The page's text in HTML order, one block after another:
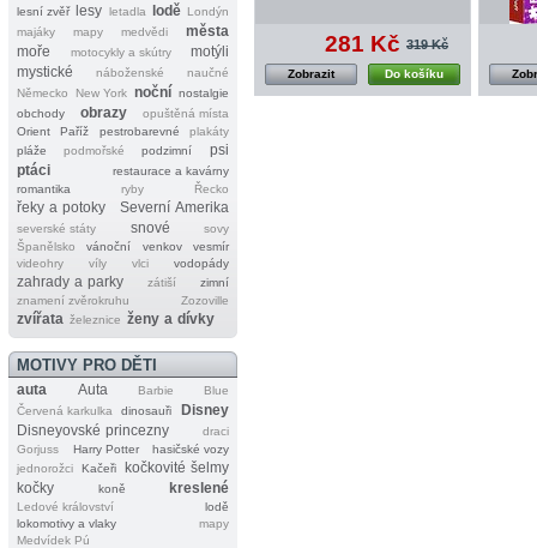
lesní zvěř lesy letadla lodě Londýn
majáky
mapy medvědi
města
moře
motocykly a skútry
motýli
mystické
náboženské
naučné
Německo
New York noční nostalgie
obchody
obrazy
opuštěná místa
Orient
Paříž pestrobarevné
plakáty
pláže
podmořské podzimní
psi
ptáci
restaurace a kavárny
romantika
ryby Řecko
řeky a potoky Severní Amerika
severské státy snové
sovy
Španělsko
vánoční venkov
vesmír
videohry
víly vlci vodopády
zahrady a parky zátiší
zimní
znamení zvěrokruhu
Zozoville
zvířata železnice ženy a dívky
MOTIVY PRO DĚTI
auta Auta Barbie
Blue
Červená karkulka
dinosauři
Disney
Disneyovské princezny
draci
Gorjuss
Harry Potter
hasičské vozy
jednorožci
Kačeři
kočkovité šelmy
kočky
koně kreslené
Ledové království
lodě
lokomotivy a vlaky
mapy
Medvídek Pú
281 Kč 319 Kč
Do košíku
Zobrazit